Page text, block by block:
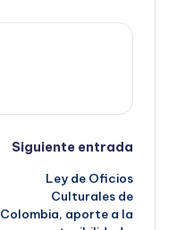
Siguiente entrada
Ley de Oficios
Culturales de
Colombia, aporte a la